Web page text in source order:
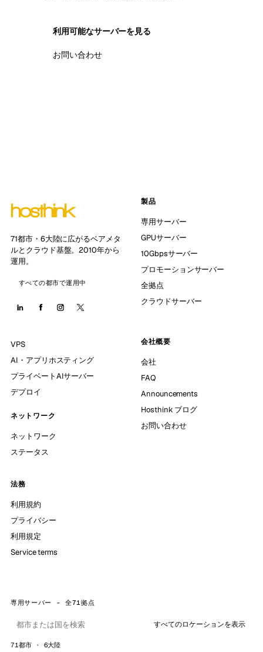
利用可能なサーバーを見る
お問い合わせ
71都市・6大陸に広がるベアメタ
ルとクラウド基盤。2010年から
運用。
すべての都市で運用中
製品
専用サーバー
GPUサーバー
10Gbpsサーバー
プロモーションサーバー
全拠点
クラウドサーバー
VPS
AI・アプリホスティング
プライベートAIサーバー
デプロイ
ネットワーク
ネットワーク
ステータス
会社概要
会社
FAQ
Announcements
Hosthink ブログ
お問い合わせ
法務
利用規約
プライバシー
利用規定
Service terms
専用サーバー - 全71拠点
すべてのロケーションを表示
71都市 · 6大陸